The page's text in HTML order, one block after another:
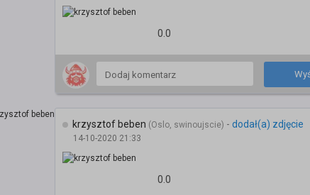
0.0
krzysztof beben (Oslo, swinoujscie) - dodał(a) zdjęcie
14-10-2020 21:33
0.0